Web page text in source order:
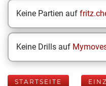
Keine Partien auf
Keine Drills auf
STARTSEITE